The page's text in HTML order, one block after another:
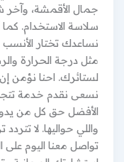
جمال الأقمشة، وآخر
سلاسة الاستخدام. كما
نساعدك تختار الأنسب
مثل درجة الحرارة
لستائرك. احنا نؤمن إن
نسعى نقدم خدمة تتجاوز
الأفضل حق كل من يدور
واللي حواليها. لا